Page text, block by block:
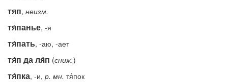
тяп, неизм.
тя́панье, -я
тя́пать, -аю, -ает
тя́п да ля́п (сниж.)
тя́пка, -и, р. мн. тя́пок